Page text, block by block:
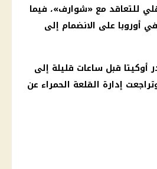
للتعاقد مع «شوارف»، فيما
أوروبا على الانضمام إلى
أوكيتا قبل ساعات قليلة إلى
إدارة القلعة الحمراء عن